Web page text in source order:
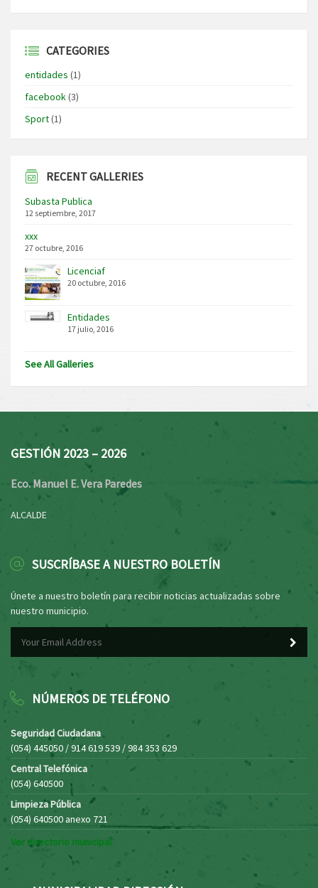
CATEGORIES
entidades (1)
facebook(3)
Sport(1)
RECENT GALLERIES
Subasta Publica
12 septiembre, 2017
xxx
27 octubre, 2016
Licenciaf
20 octubre, 2016
Entidades
17 julio, 2016
See All Galleries
GESTIÓN 2023 – 2026
Eco. Manuel E. Vera Paredes
ALCALDE
SUSCRÍBASE A NUESTRO BOLETÍN
Únete a nuestro boletín para recibir noticias actualizadas sobre
nuestro municipio.
NÚMEROS DE TELÉFONO
Seguridad Ciudadana
(054) 445050 / 914 619 539 / 984 353 629
Central Telefónica
(054) 640500
Limpieza Pública
(054) 640500 anexo 721
Ver directorio municipal